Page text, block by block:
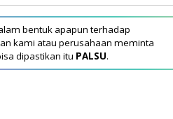
bentuk apapun terhadap
kami atau perusahaan meminta
dipastikan itu PALSU.